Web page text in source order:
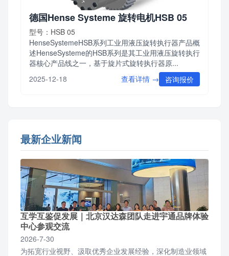
德国Hense Systeme 旋转电机HSB 05
型号：HSB 05
HenseSystemeHSB系列工业用液压旋转执行器产品概
述HenseSysteme的HSB系列是其工业用液压旋转执行
器核心产品线之一，基于旋片式旋转执行器原...
2025-12-18
查看详情 → 咨询报价
最新企业新闻
互学互鉴促发展｜北京汉达森团队走进宇通品牌体验
中心参观交流
2026-7-30
为拓宽行业视野、汲取优秀企业发展经验，深化制造业领域